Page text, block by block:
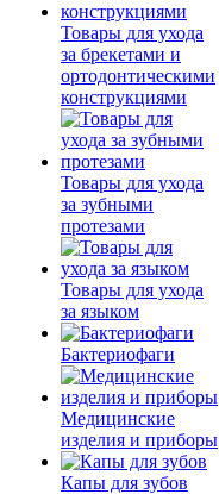
Товары для ухода
за брекетами и
ортодонтическими
конструкциями
Товары для ухода
за зубными
протезами
Товары для ухода
за языком
Бактериофаги
Медицинские
изделия и приборы
Капы для зубов